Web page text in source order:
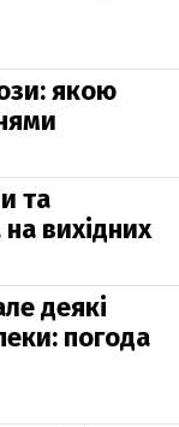
якою
та
вихідних
деякі
погода